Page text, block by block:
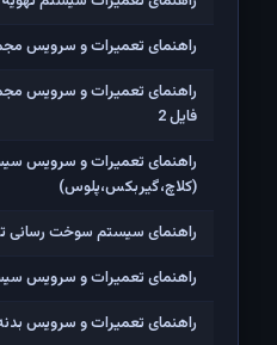
راهنمای تعمیرات و سرویس
راهنمای تعمیرات و سرویس
فایل 2
راهنمای تعمیرات و سرویس
(کلاچ،گیربکس،پلوس)
راهنمای سیستم سوخت رسانی تیبا یورو4
راهنمای تعمیرات و سرویس
راهنمای تعمیرات و سرویس بدنه